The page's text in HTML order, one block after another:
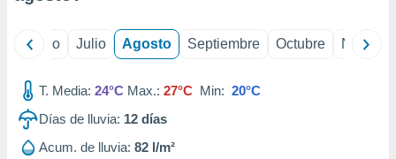
Junio Julio Agosto Septiembre Octubre
T. Media: 24°C Max.: 27°C Min: 20°C
Días de lluvia: 12 días
Acum. de lluvia: 82 l/m²